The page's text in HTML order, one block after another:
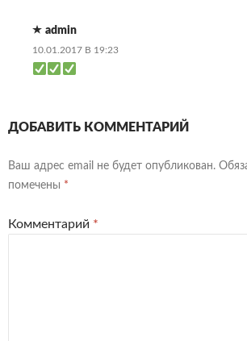
admin
10.01.2017 В 19:23
ДОБАВИТЬ КОММЕНТАРИЙ
Ваш адрес email не будет опубликован.
помечены *
Комментарий *